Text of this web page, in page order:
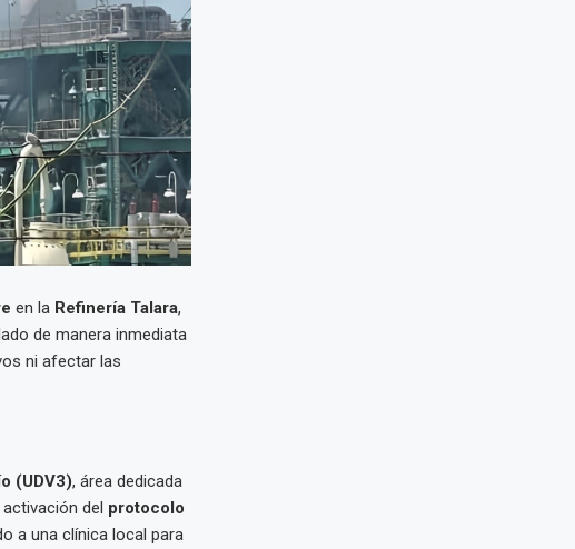
en la Refinería Talara,
de manera inmediata
ni afectar las
(UDV3), área dedicada
del protocolo
a una clínica local para